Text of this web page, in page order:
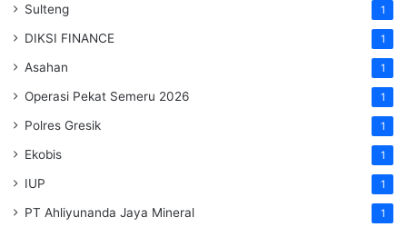
Sulteng 1
DIKSI FINANCE 1
Asahan 1
Operasi Pekat Semeru 2026 1
Polres Gresik 1
Ekobis 1
IUP 1
PT Ahliyunanda Jaya Mineral 1